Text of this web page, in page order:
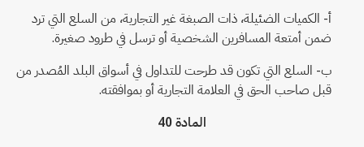
أ- الكميات الضئيلة، ذات الصبغة غير التجارية، من السلع التي ترد
ضمن أمتعة المسافرين الشخصية أو ترسل في طرود صغيرة.
ب- السلع التي تكون قد طرحت للتداول في أسواق البلد المُصدر من
قبل صاحب الحق في العلامة التجارية أو بموافقته.
المادة 40